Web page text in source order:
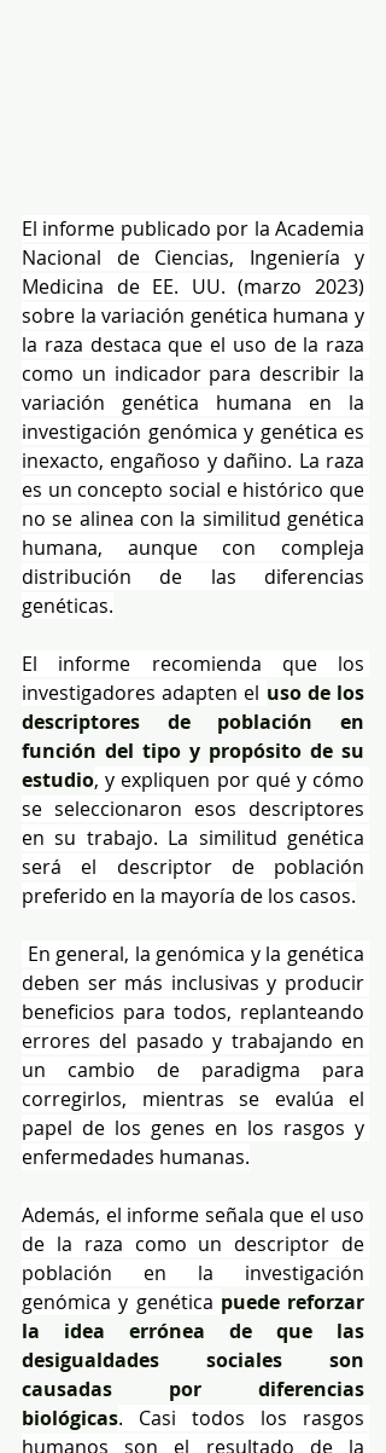
El informe publicado por la Academia
Nacional de Ciencias, Ingeniería y
Medicina de EE. UU. (marzo 2023)
sobre la variación genética humana y
la raza destaca que el uso de la raza
como un indicador para describir la
variación genética humana en la
investigación genómica y genética es
inexacto, engañoso y dañino. La raza
es un concepto social e histórico que
no se alinea con la similitud genética
humana, aunque con compleja
distribución de las diferencias
genéticas.
El informe recomienda que los
investigadores adapten el uso de los
descriptores de población en
función del tipo y propósito de su
estudio, y expliquen por qué y cómo
se seleccionaron esos descriptores
en su trabajo. La similitud genética
será el descriptor de población
preferido en la mayoría de los casos.
En general, la genómica y la genética
deben ser más inclusivas y producir
beneficios para todos, replanteando
errores del pasado y trabajando en
un cambio de paradigma para
corregirlos, mientras se evalúa el
papel de los genes en los rasgos y
enfermedades humanas.
Además, el informe señala que el uso
de la raza como un descriptor de
población en la investigación
genómica y genética puede reforzar
la idea errónea de que las
desigualdades sociales son
causadas por diferencias
biológicas. Casi todos los rasgos
humanos son el resultado de la